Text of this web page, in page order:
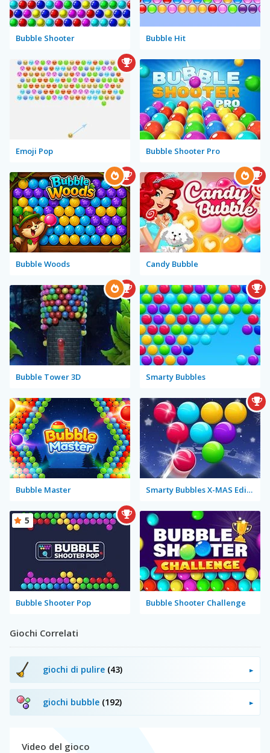
Bubble Shooter Bubble Hit
Emoji Pop Bubble Shooter Pro
Bubble Woods Candy Bubble
Bubble Tower 3D Smarty Bubbles
Bubble Master Smarty Bubbles X-MAS Edition
Bubble Shooter Pop
5
Bubble Shooter Challenge
Giochi Correlati
giochi di pulire (43)
giochi bubble (192)
Video del gioco